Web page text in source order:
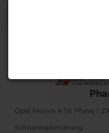
Opel Meriva A 1.6 Phase 1
Softwareoptimierung